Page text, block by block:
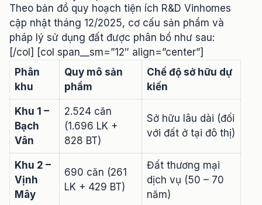
Theo bản đồ quy hoạch tiện ích R&D Vinhomes
cập nhật tháng 12/2025, cơ cấu sản phẩm và
pháp lý sử dụng đất được phân bổ như sau:
[/col] [col span__sm=”12″ align=”center”]
Phân
khu
Quy mô sản
phẩm
Chế độ sở hữu dự
kiến
Khu 1 –
Bạch
Vân
2.524 căn
(1.696 LK +
828 BT)
Sở hữu lâu dài (đối
với đất ở tại đô thị)
Khu 2 –
Vịnh
Mây
690 căn (261
LK + 429 BT)
Đất thương mại
dịch vụ (50 – 70
năm)